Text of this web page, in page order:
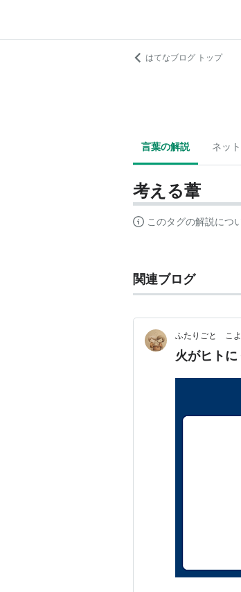
はてなブログ トップ
言葉の解説 ネッ
考える葦
このタグの解説につ
関連ブログ
ふたりごと こ
火がヒト